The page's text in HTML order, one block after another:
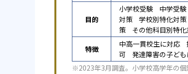
目的
小学校受験 中学受験
対策
学校別特化対策
策
その他科目別特
特徴
中高一貫校生に対応
可
発達障害の子ど
※2023年3月調査。 小学校高学年の